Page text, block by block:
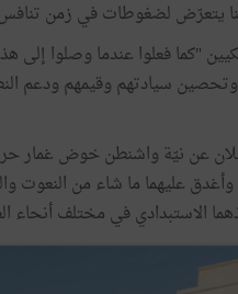
يتعرّض لضغوطات في زمن
سيادتهم وقيمهم ودعم
عن نيّة واشنطن خوض غمار
وأغدق عليهما ما شاء من النعوت
الاستبدادي في مختلف أنحاء